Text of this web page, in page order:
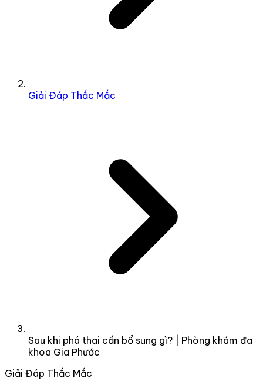
Giải Đáp Thắc Mắc
Sau khi phá thai cần bổ sung gì? | Phòng khám đa
khoa Gia Phước
Giải Đáp Thắc Mắc